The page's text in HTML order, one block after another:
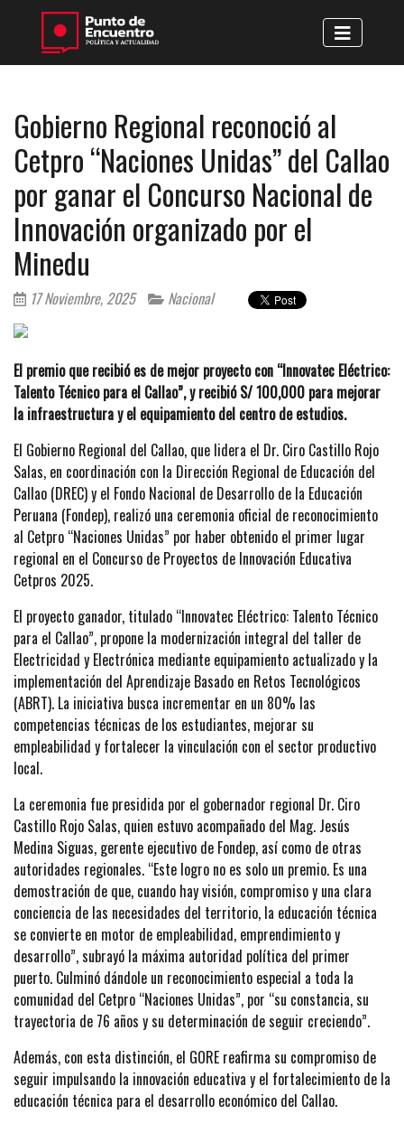
Gobierno Regional reconoció al
Cetpro “Naciones Unidas” del Callao
por ganar el Concurso Nacional de
Innovación organizado por el
Minedu
17 Noviembre, 2025 Nacional
El premio que recibió es de mejor proyecto con “Innovatec Eléctrico:
Talento Técnico para el Callao”, y recibió S/ 100,000 para mejorar
la infraestructura y el equipamiento del centro de estudios.
El Gobierno Regional del Callao, que lidera el Dr. Ciro Castillo Rojo
Salas, en coordinación con la Dirección Regional de Educación del
Callao (DREC) y el Fondo Nacional de Desarrollo de la Educación
Peruana (Fondep), realizó una ceremonia oficial de reconocimiento
al Cetpro “Naciones Unidas” por haber obtenido el primer lugar
regional en el Concurso de Proyectos de Innovación Educativa
Cetpros 2025.
El proyecto ganador, titulado “Innovatec Eléctrico: Talento Técnico
para el Callao”, propone la modernización integral del taller de
Electricidad y Electrónica mediante equipamiento actualizado y la
implementación del Aprendizaje Basado en Retos Tecnológicos
(ABRT). La iniciativa busca incrementar en un 80% las
competencias técnicas de los estudiantes, mejorar su
empleabilidad y fortalecer la vinculación con el sector productivo
local.
La ceremonia fue presidida por el gobernador regional Dr. Ciro
Castillo Rojo Salas, quien estuvo acompañado del Mag. Jesús
Medina Siguas, gerente ejecutivo de Fondep, así como de otras
autoridades regionales. “Este logro no es solo un premio. Es una
demostración de que, cuando hay visión, compromiso y una clara
conciencia de las necesidades del territorio, la educación técnica
se convierte en motor de empleabilidad, emprendimiento y
desarrollo”, subrayó la máxima autoridad política del primer
puerto. Culminó dándole un reconocimiento especial a toda la
comunidad del Cetpro “Naciones Unidas”, por “su constancia, su
trayectoria de 76 años y su determinación de seguir creciendo”.
Además, con esta distinción, el GORE reafirma su compromiso de
seguir impulsando la innovación educativa y el fortalecimiento de la
educación técnica para el desarrollo económico del Callao.